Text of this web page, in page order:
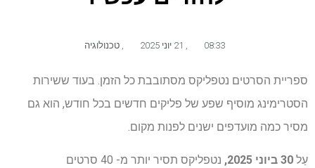
08:33 טכנולוגיה
ספריית הסרטים נטפליקס מסתובבת כל הזמן. בעוד ששירות
הסטרימינג מוסיף שפע של פליקים חדשים בכל חודש, הוא גם
מסיר כמה מועדפים ישנים לפנות מקום.
עַל 30 ביוני 2025,
נטפליקס תסיר יותר מ- 40 סרטים